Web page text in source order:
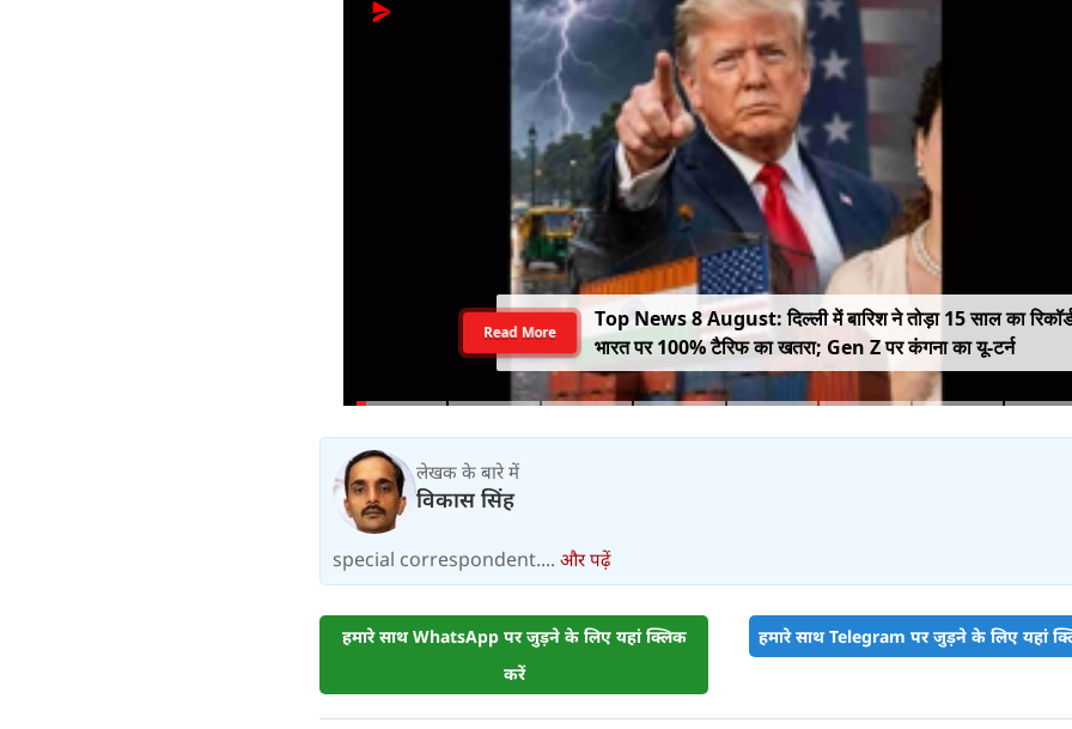
Top News 8 August: दिल्ली में बारिश ने तोड़ा 15 साल का
भारत पर 100% टैरिफ का खतरा; Gen Z पर कंगना का यू-टर्न
Read More
लेखक के बारे में
विकास सिंह
special correspondent.... और पढ़ें
हमारे साथ WhatsApp पर जुड़ने के लिए यहां क्लिक
करें
हमारे साथ Telegram पर जुड़ने के लिए यहां